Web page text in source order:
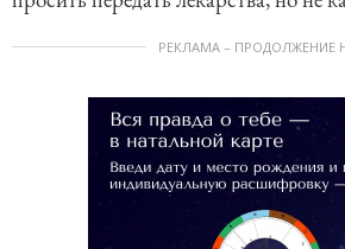
РЕКЛАМА – ПРОДОЛЖЕНИЕ